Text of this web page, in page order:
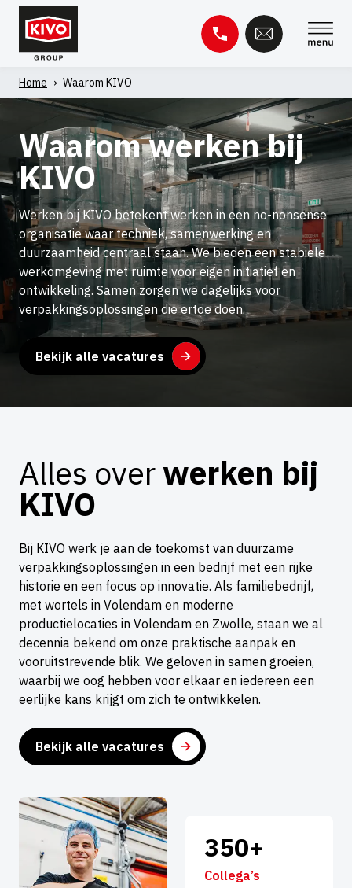
Skip
content
Zoeken
naar:
Kennisbank Contact
Home › Waarom KIVO
Waarom werken bij
KIVO
Werken bij KIVO betekent werken in een no-nonsense
organisatie waar techniek, samenwerking en
duurzaamheid centraal staan. We bieden een stabiele
werkomgeving met ruimte voor eigen initiatief en
ontwikkeling. Samen zorgen we dagelijks voor
verpakkingsoplossingen die ertoe doen.
Bekijk alle vacatures
350+
Collega’s
Alles overwerken bij
KIVO
Bij KIVO werk je aan de toekomst van duurzame
verpakkingsoplossingen in een bedrijf met een rijke
historie en een focus op innovatie. Als familiebedrijf,
met wortels in Volendam en moderne
productielocaties in Volendam en Zwolle, staan we al
decennia bekend om onze praktische aanpak en
vooruitstrevende blik. We geloven in samen groeien,
waarbij we oog hebben voor elkaar en iedereen een
eerlijke kans krijgt om zich te ontwikkelen.
Bekijk alle vacatures